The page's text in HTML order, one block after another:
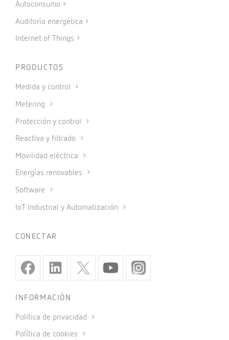
Autoconsumo
Auditoría energética
Internet of Things
PRODUCTOS
Medida y control
Metering
Protección y control
Reactiva y filtrado
Movilidad eléctrica
Energías renovables
Software
IoT Industrial y Automatización
CONECTAR
INFORMACIÓN
Política de privacidad
Política de cookies